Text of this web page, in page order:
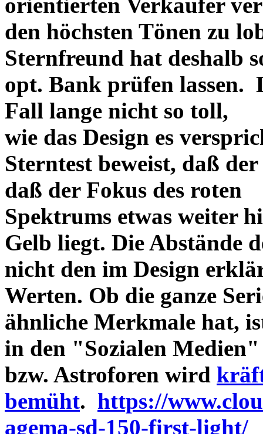
den höchsten Tönen zu
Sternfreund hat deshalb
opt. Bank prüfen lassen.
Fall lange nicht so toll,
wie das Design es
Sterntest beweist, daß
daß der Fokus des roten
Spektrums etwas weiter
Gelb liegt. Die Abstände
nicht den im Design
Werten. Ob die ganze
ähnliche Merkmale hat,
in den "Sozialen Medien"
bzw. Astroforen wird
bemüht. https://
agema-sd-150-first-light/